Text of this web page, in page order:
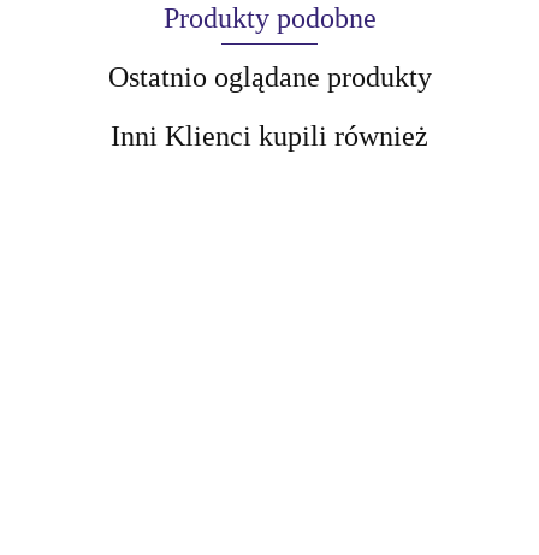
Produkty podobne
Ostatnio oglądane produkty
Inni Klienci kupili również